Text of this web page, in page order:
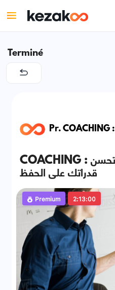
Terminé
COACHING : كيف تقوي ذاكرتك و تحسن
قدراتك على الحفظ
Premium 2:13:00